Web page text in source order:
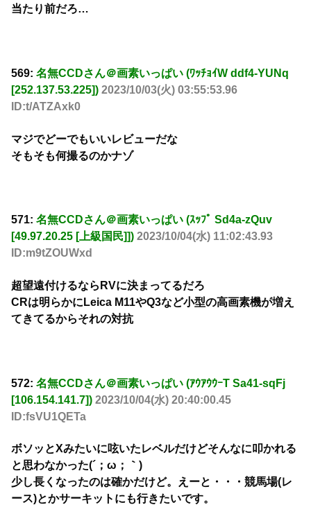
当たり前だろ…
569: 名無CCDさん＠画素いっぱい (ﾜｯﾁｮｲW ddf4-YUNq
[252.137.53.225]) 2023/10/03(火) 03:55:53.96
ID:t/ATZAxk0
マジでどーでもいいレビューだな
そもそも何撮るのかナゾ
571: 名無CCDさん＠画素いっぱい (ｽｯﾌﾟ Sd4a-zQuv
[49.97.20.25 [上級国民]]) 2023/10/04(水) 11:02:43.93
ID:m9tZOUWxd
超望遠付けるならRVに決まってるだろ
CRは明らかにLeica M11やQ3など小型の高画素機が増え
てきてるからそれの対抗
572: 名無CCDさん＠画素いっぱい (ｱｳｱｳｳｰT Sa41-sqFj
[106.154.141.7]) 2023/10/04(水) 20:40:00.45
ID:fsVU1QETa
ボソッとXみたいに呟いたレベルだけどそんなに叩かれる
と思わなかった(´；ω；｀)
少し長くなったのは確かだけど。えーと・・・競馬場(レ
ース)とかサーキットにも行きたいです。